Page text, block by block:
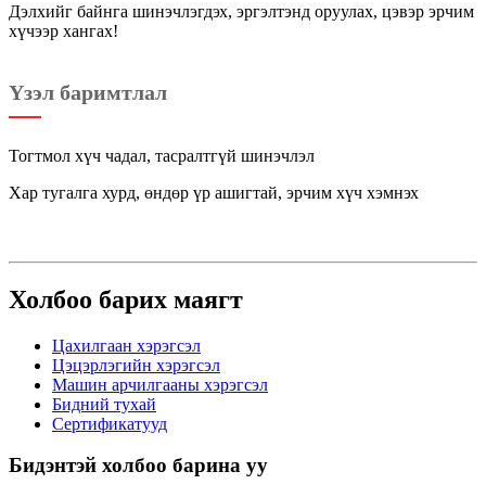
Дэлхийг байнга шинэчлэгдэх, эргэлтэнд оруулах, цэвэр эрчим
хүчээр хангах!
Үзэл баримтлал
Тогтмол хүч чадал, тасралтгүй шинэчлэл
Хар тугалга хурд, өндөр үр ашигтай, эрчим хүч хэмнэх
Холбоо барих маягт
Цахилгаан хэрэгсэл
Цэцэрлэгийн хэрэгсэл
Машин арчилгааны хэрэгсэл
Бидний тухай
Сертификатууд
Бидэнтэй холбоо барина уу